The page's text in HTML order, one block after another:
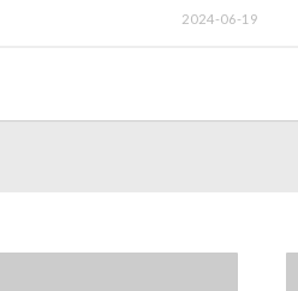
2024-06-19